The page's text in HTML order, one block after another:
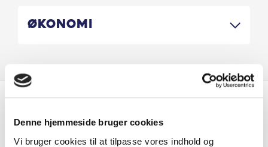
Denne hjemmeside bruger cookies
Vi bruger cookies til at tilpasse vores indhold og
Økonomi
Er du interesseret i
denne bil?